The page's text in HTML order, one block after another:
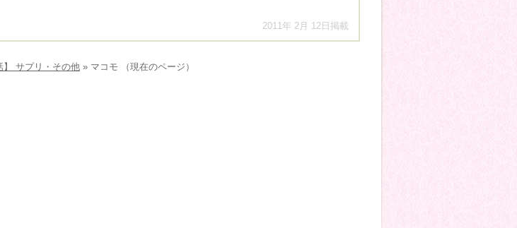
2011年 2月 12日掲載
】 サプリ・その他 » マコモ （現在のページ）